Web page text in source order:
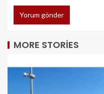
MORE STORIES